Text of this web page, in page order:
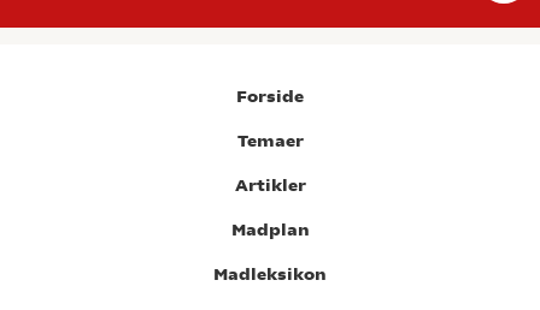
Forside
Temaer
Artikler
Madplan
Madleksikon